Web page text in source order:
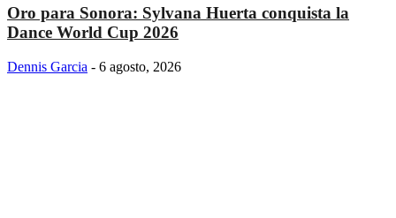
Oro para Sonora: Sylvana Huerta conquista la
Dance World Cup 2026
Dennis Garcia - 6 agosto, 2026